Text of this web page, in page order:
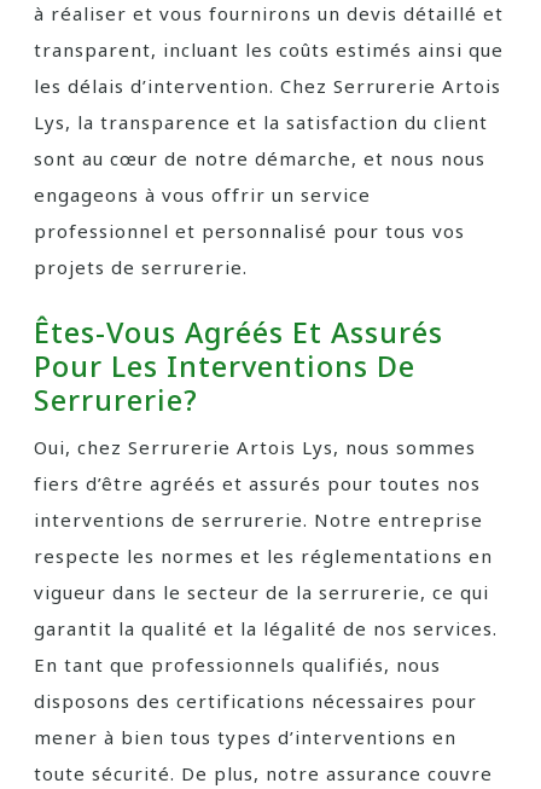
à réaliser et vous fournirons un devis détaillé et
transparent, incluant les coûts estimés ainsi que
les délais d’intervention. Chez Serrurerie Artois
Lys, la transparence et la satisfaction du client
sont au cœur de notre démarche, et nous nous
engageons à vous offrir un service
professionnel et personnalisé pour tous vos
projets de serrurerie.
Êtes-Vous Agréés Et Assurés
Pour Les Interventions De
Serrurerie?
Oui, chez Serrurerie Artois Lys, nous sommes
fiers d’être agréés et assurés pour toutes nos
interventions de serrurerie. Notre entreprise
respecte les normes et les réglementations en
vigueur dans le secteur de la serrurerie, ce qui
garantit la qualité et la légalité de nos services.
En tant que professionnels qualifiés, nous
disposons des certifications nécessaires pour
mener à bien tous types d’interventions en
toute sécurité. De plus, notre assurance couvre